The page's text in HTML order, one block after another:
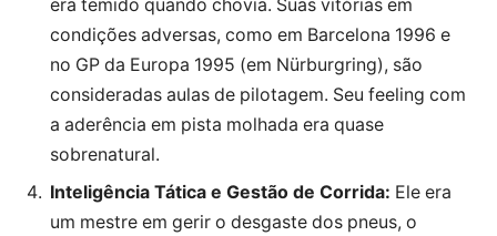
era temido quando chovia. Suas vitórias em
condições adversas, como em Barcelona 1996 e
no GP da Europa 1995 (em Nürburgring), são
consideradas aulas de pilotagem. Seu feeling com
a aderência em pista molhada era quase
sobrenatural.
Inteligência Tática e Gestão de Corrida: Ele era
um mestre em gerir o desgaste dos pneus, o